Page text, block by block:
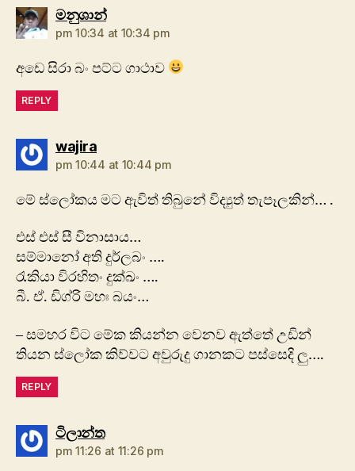
මනුශාන්says:
pm 10:34 at 10:34 pm
අඩෙ සිරා බං පට්ට ගාථාව
REPLY
wajirasays:
pm 10:44 at 10:44 pm
මේ ස්ලෝකය මට ඇවිත් තිබුනේ විද්‍යුත් තැපෑලකින්… .
එස් එස් සී විනාසාය…
සම්මානෝ අති දුර්ලබං ….
රැකියා විරහිතං දුක්ඛං ….
බී. ඒ. ඩිග්රි මහඃ බයං…
– සමහර විට මේක කියන්න වෙනව ඇත්තේ උඩින්
තියන ස්ලෝක කිව්වට අවුරුදු ගානකට පස්සෙදි ලු….
REPLY
ටිලාන්තsays:
pm 11:26 at 11:26 pm